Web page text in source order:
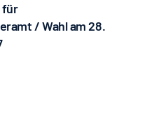
für
/ Wahl am 28.